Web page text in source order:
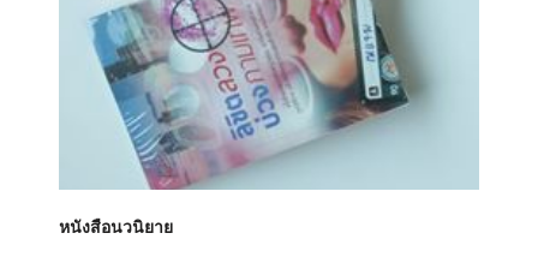
หนังสือนวนิยาย